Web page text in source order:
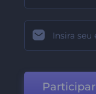
Participar